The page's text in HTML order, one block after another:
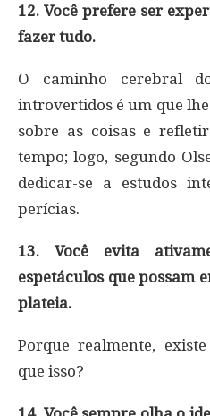
12. Você prefere ser
fazer tudo.
O caminho cerebral
introvertidos é um que
sobre as coisas e
tempo; logo, segundo
dedicar-se a estudos
perícias.
13. Você evita
espetáculos que possam
plateia.
Porque realmente,
que isso?